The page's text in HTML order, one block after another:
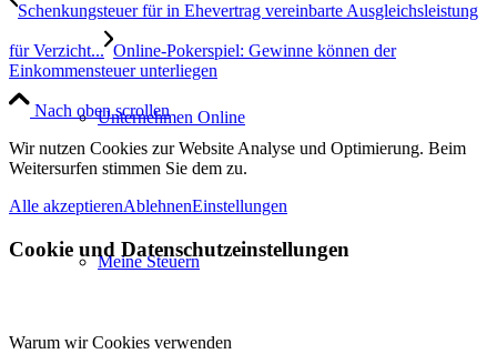
Unternehmen Online
Meine Steuern
Schenkungsteuer für in Ehevertrag vereinbarte Ausgleichsleistung
für Verzicht... Online-Pokerspiel: Gewinne können der
Einkommensteuer unterliegen
Nach oben scrollen
Wir nutzen Cookies zur Website Analyse und Optimierung. Beim
Weitersurfen stimmen Sie dem zu.
Alle akzeptierenAblehnenEinstellungen
Cookie und Datenschutzeinstellungen
Warum wir Cookies verwenden